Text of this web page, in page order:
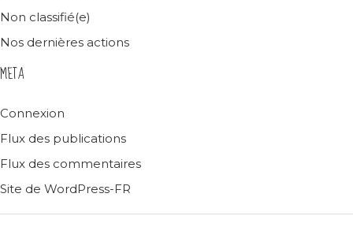
Non classifié(e)
Nos dernières actions
META
Connexion
Flux des publications
Flux des commentaires
Site de WordPress-FR